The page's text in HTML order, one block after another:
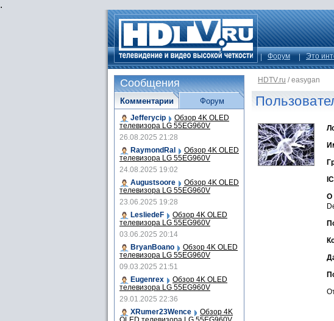
.
Форум Это
HDTV.ru / easygan
О
Сообщения
Комментарии
Jefferycip Обзор 4K OLED
телевизора LG 55EG960V
26.08.2025 21:28
RaymondRal
Обзор 4K OLED
телевизора LG 55EG960V
24.08.2025 19:02
Augustsoore
Обзор 4K OLED
телевизора LG 55EG960V
23.06.2025 19:28
LesliedeF
Обзор 4K OLED
телевизора LG 55EG960V
03.06.2025 20:14
BryanBoano
Обзор 4K OLED
телевизора LG 55EG960V
09.03.2025 21:51
Eugenrex
Обзор 4K OLED
телевизора LG 55EG960V
29.01.2025 22:36
XRumer23Wence
Обзор 4K
Форум